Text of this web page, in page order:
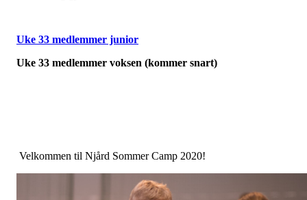
Uke 33 medlemmer junior
Uke 33 medlemmer voksen (kommer snart)
Velkommen til Njård Sommer Camp 2020!